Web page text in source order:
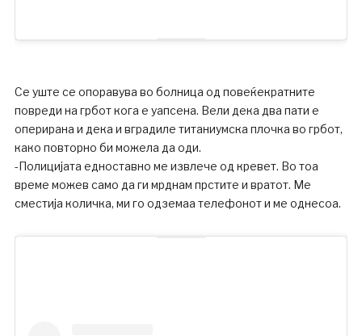
Се уште се опоравува во болница од повеќекратните
повреди на грбот кога е уапсена. Вели дека два пати е
оперирана и дека и вградиле титаниумска плочка во грбот,
како повторно би можела да оди.
-Полицијата едноставно ме извлече од кревет. Во тоа
време можев само да ги мрднам прстите и вратот. Ме
сместија количка, ми го одземаа телефонот и ме однесоа.